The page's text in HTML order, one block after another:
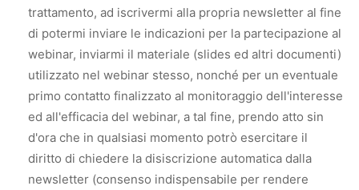
trattamento, ad iscrivermi alla propria newsletter al fine
di potermi inviare le indicazioni per la partecipazione al
webinar, inviarmi il materiale (slides ed altri documenti)
utilizzato nel webinar stesso, nonché per un eventuale
primo contatto finalizzato al monitoraggio dell'interesse
ed all'efficacia del webinar, a tal fine, prendo atto sin
d'ora che in qualsiasi momento potrò esercitare il
diritto di chiedere la disiscrizione automatica dalla
newsletter (consenso indispensabile per rendere